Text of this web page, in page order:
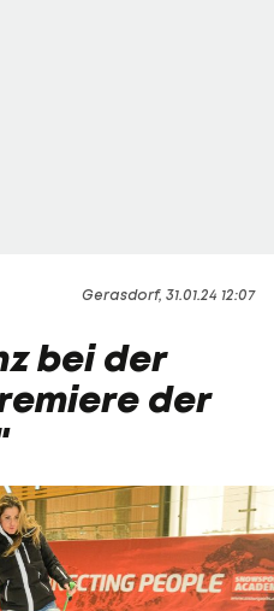
Gerasdorf, 31.01.24 12:07
bei der
der